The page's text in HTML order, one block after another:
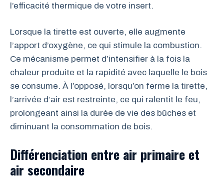
l’efficacité thermique de votre insert.
Lorsque la tirette est ouverte, elle augmente
l’apport d’oxygène, ce qui stimule la combustion.
Ce mécanisme permet d’intensifier à la fois la
chaleur produite et la rapidité avec laquelle le bois
se consume. À l’opposé, lorsqu’on ferme la tirette,
l’arrivée d’air est restreinte, ce qui ralentit le feu,
prolongeant ainsi la durée de vie des bûches et
diminuant la consommation de bois.
Différenciation entre air primaire et
air secondaire